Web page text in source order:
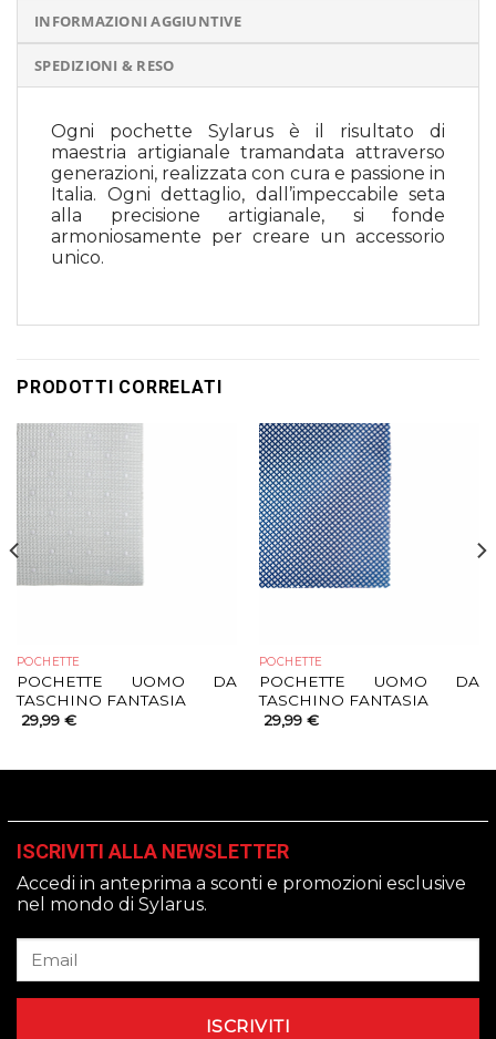
INFORMAZIONI AGGIUNTIVE
SPEDIZIONI & RESO
Ogni pochette Sylarus è il risultato di
maestria artigianale tramandata attraverso
generazioni, realizzata con cura e passione in
Italia. Ogni dettaglio, dall’impeccabile seta
alla precisione artigianale, si fonde
armoniosamente per creare un accessorio
unico.
PRODOTTI CORRELATI
POCHETTE
POCHETTE UOMO DA
TASCHINO FANTASIA
29,99 €
POCHETTE
POCHETTE UOMO DA
TASCHINO FANTASIA
29,99 €
ISCRIVITI ALLA NEWSLETTER
Accedi in anteprima a sconti e promozioni esclusive
nel mondo di Sylarus.